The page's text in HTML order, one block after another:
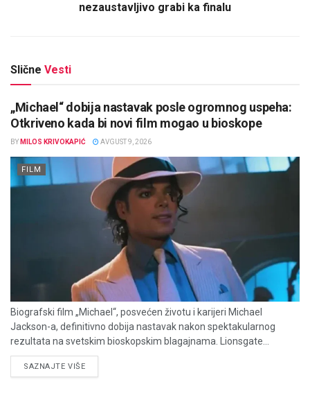
nezaustavljivo grabi ka finalu
Slične Vesti
„Michael“ dobija nastavak posle ogromnog uspeha:
Otkriveno kada bi novi film mogao u bioskope
BY MILOS KRIVOKAPIĆ AVGUST 9, 2026
FILM
Biografski film „Michael“, posvećen životu i karijeri Michael
Jackson-a, definitivno dobija nastavak nakon spektakularnog
rezultata na svetskim bioskopskim blagajnama. Lionsgate...
SAZNAJTE VIŠEDETAILS